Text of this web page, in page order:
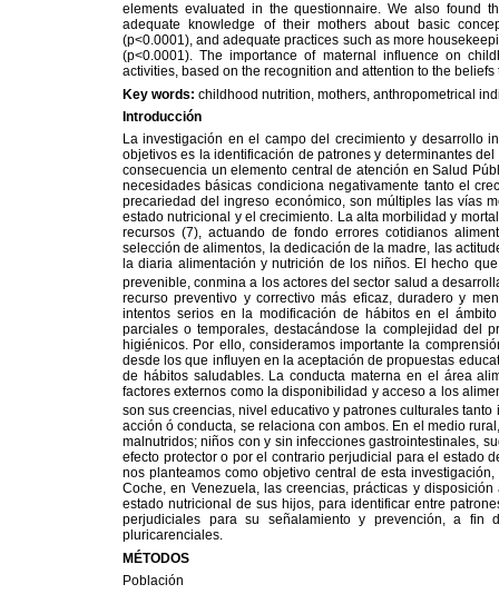
elements evaluated in the questionnaire. We also found
adequate knowledge of their mothers about basic
(p<0.0001), and adequate practices such as more
(p<0.0001). The importance of maternal influence on
activities, based on the recognition and attention to the
Key words: childhood nutrition, mothers, anthropometrical
Introducción
La investigación en el campo del crecimiento y desarrollo
objetivos es la identificación de patrones y determinantes
consecuencia un elemento central de atención en Salud
necesidades básicas condiciona negativamente tanto el
precariedad del ingreso económico, son múltiples las vías
estado nutricional y el crecimiento. La alta morbilidad y
recursos (7), actuando de fondo errores cotidianos
selección de alimentos, la dedicación de la madre, las
la diaria alimentación y nutrición de los niños. El hecho
prevenible, conmina a los actores del sector salud a
recurso preventivo y correctivo más eficaz, duradero y
intentos serios en la modificación de hábitos en el
parciales o temporales, destacándose la complejidad del
higiénicos. Por ello, consideramos importante la
desde los que influyen en la aceptación de propuestas
de hábitos saludables. La conducta materna en el área
factores externos como la disponibilidad y acceso a los
son sus creencias, nivel educativo y patrones culturales
acción ó conducta, se relaciona con ambos. En el medio
malnutridos; niños con y sin infecciones gastrointestinales,
efecto protector o por el contrario perjudicial para el estado
nos planteamos como objetivo central de esta
Coche, en Venezuela, las creencias, prácticas y
estado nutricional de sus hijos, para identificar entre
perjudiciales para su señalamiento y prevención, a fin
pluricarenciales.
MÉTODOS
Población